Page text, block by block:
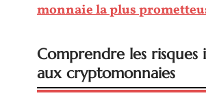
monnaie la plus
Comprendre les risques
aux cryptomonnaies